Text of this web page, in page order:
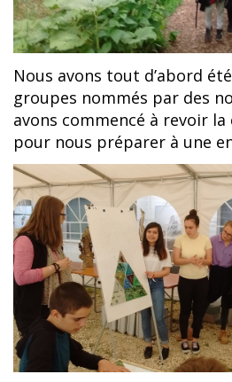
Nous avons tout d’abord
groupes nommés par des
avons commencé à revoir
pour nous préparer à une